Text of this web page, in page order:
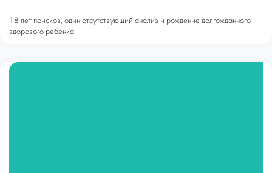
18 лет поисков, один отсутствующий анализ и рождение долгожданного
здорового ребенка